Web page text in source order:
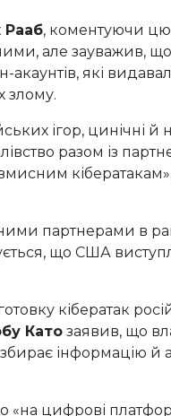
Рааб, коментуючи цю
але зауважив, що
які
злому.
ігор, цинічні й
разом із
партнерами в
що США
кібератак
Като заявив, що
інформацію й
«на цифрові